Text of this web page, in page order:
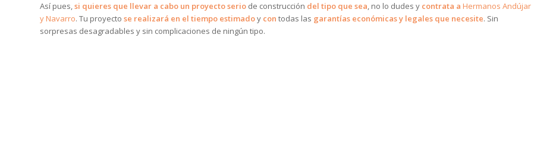
Así pues,si quieres que llevar a cabo un proyecto serio de construcción del tipo que sea, no lo dudes y contrata a Hermanos Andújar
y Navarro. Tu proyecto se realizará en el tiempo estimadoy con todas las garantías económicas y legales que necesite. Sin
sorpresas desagradables y sin complicaciones de ningún tipo.